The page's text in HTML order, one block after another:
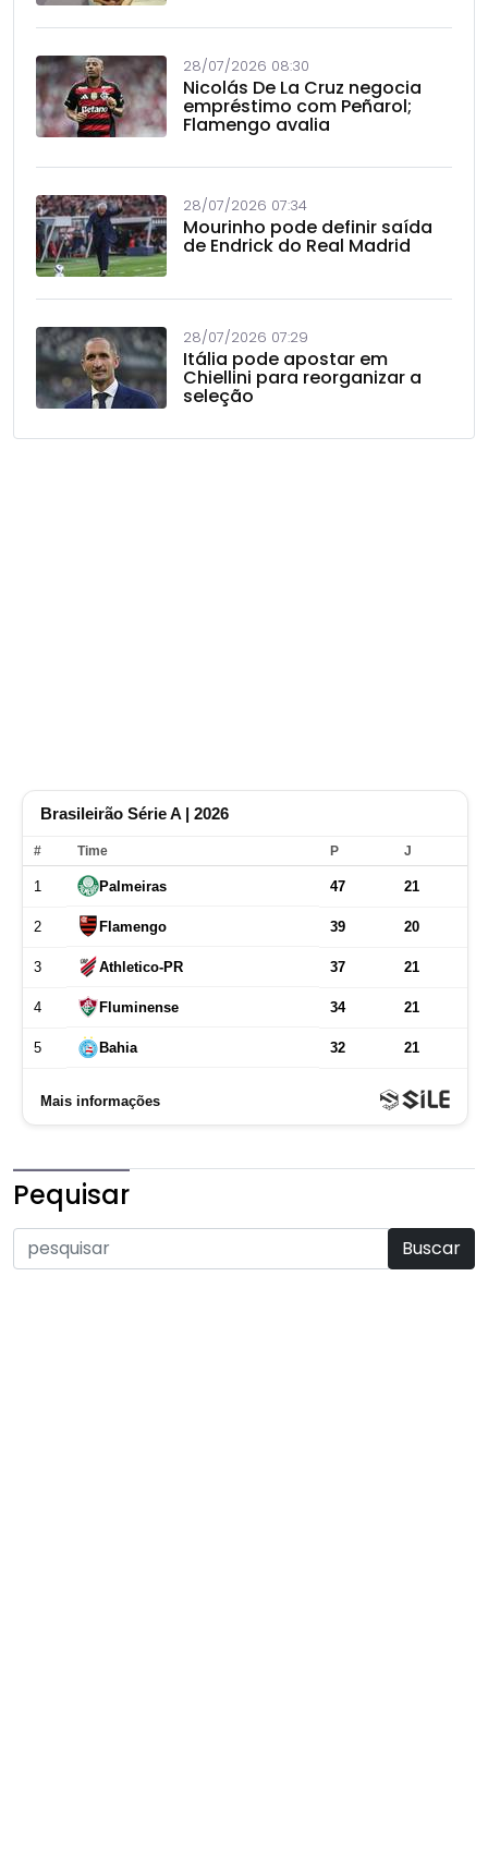
28/07/2026 08:30
Nicolás De La Cruz negocia
empréstimo com Peñarol;
Flamengo avalia
28/07/2026 07:34
Mourinho pode definir saída
de Endrick do Real Madrid
28/07/2026 07:29
Itália pode apostar em
Chiellini para reorganizar a
seleção
Pequisar